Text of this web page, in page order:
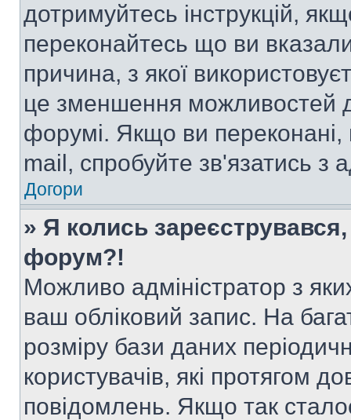
дотримуйтесь інструкцій,
переконайтесь що ви
причина, з якої
це зменшення можливостей
форумі. Якщо ви
mail, спробуйте зв'язатись з
Догори
» Я колись
форум?!
Можливо адміністратор з
ваш обліковий запис. На
розміру бази даних
користувачів, які протягом
повідомлень. Якщо так